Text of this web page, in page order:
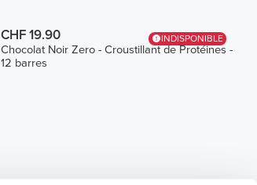
INDISPONIBLE
CHF 19.90
Chocolat Noir Zero - Croustillant de Protéines -
12 barres